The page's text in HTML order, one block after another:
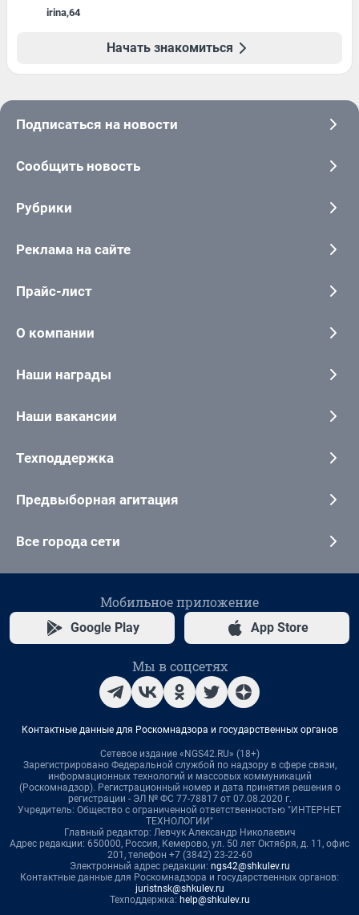
irina,64
Начать знакомиться
Подписаться на новости
Сообщить новость
Рубрики
Реклама на сайте
Прайс-лист
О компании
Наши награды
Наши вакансии
Техподдержка
Предвыборная агитация
Все города сети
Мобильное приложение
Google Play App Store
Мы в соцсетях
Контактные данные для Роскомнадзора и государственных органов
Сетевое издание «NGS42.RU» (18+)
Зарегистрировано Федеральной службой по надзору в сфере связи,
информационных технологий и массовых коммуникаций
(Роскомнадзор). Регистрационный номер и дата принятия решения о
регистрации - ЭЛ № ФС 77-78817 от 07.08.2020 г.
Учредитель: Общество с ограниченной ответственностью "ИНТЕРНЕТ
ТЕХНОЛОГИИ"
Главный редактор: Левчук Александр Николаевич
Адрес редакции: 650000, Россия, Кемерово, ул. 50 лет Октября, д. 11, офис
201, телефон +7 (3842) 23-22-60
Электронный адрес редакции: ngs42@shkulev.ru
Контактные данные для Роскомнадзора и государственных органов:
juristnsk@shkulev.ru
Техподдержка: help@shkulev.ru